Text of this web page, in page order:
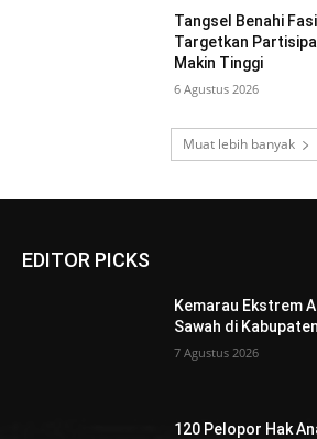
Tangsel Benahi
Targetkan
Makin Tinggi
6 Agustus 2026
Muat lebih banyak
EDITOR PICKS
Kemarau Ekstrem
Sawah di
7 Agustus 2026
120 Pelopor Hak